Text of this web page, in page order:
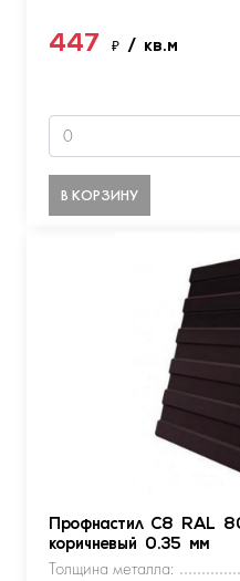
447 ₽ / кв.м
В КОРЗИНУ
Профнастил С8 RAL
коричневый 0.35 мм
Толщина металла: